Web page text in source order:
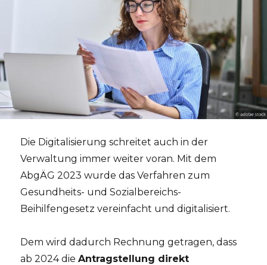
Die Digitalisierung schreitet auch in der
Verwaltung immer weiter voran. Mit dem
AbgÄG 2023 wurde das Verfahren zum
Gesundheits- und Sozialbereichs-
Beihilfengesetz vereinfacht und digitalisiert.
Dem wird dadurch Rechnung getragen, dass
ab 2024 dieAntragstellung direkt